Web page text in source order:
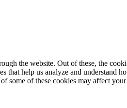
the website. Out of these, the
that help us analyze and
some of these cookies may affect